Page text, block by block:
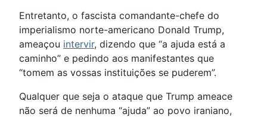
Entretanto, o fascista comandante-chefe do
imperialismo norte-americano Donald Trump,
ameaçou intervir, dizendo que “a ajuda está a
caminho” e pedindo aos manifestantes que
“tomem as vossas instituições se puderem”.
Qualquer que seja o ataque que Trump ameace
não será de nenhuma “ajuda” ao povo iraniano,